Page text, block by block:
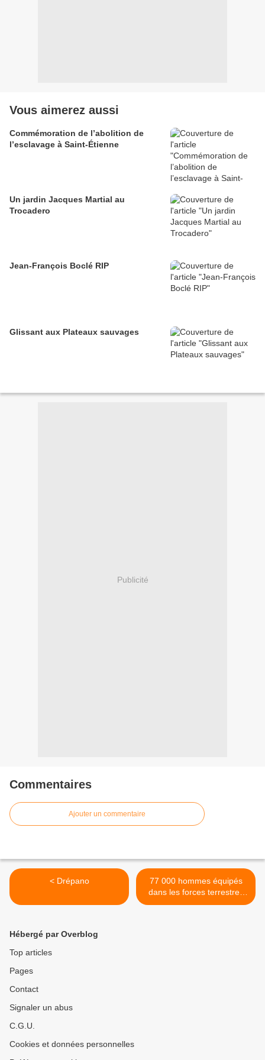
Vous aimerez aussi
Commémoration de l’abolition de
l’esclavage à Saint-Étienne
Un jardin Jacques Martial au
Trocadero
Jean-François Boclé RIP
Glissant aux Plateaux sauvages
Publicité
Commentaires
Ajouter un commentaire
< Drépano
77 000 hommes équipés
dans les forces terrestres
opérationnelles de l'armée
Hébergé par Overblog
Top articles
Pages
Contact
Signaler un abus
C.G.U.
Cookies et données personnelles